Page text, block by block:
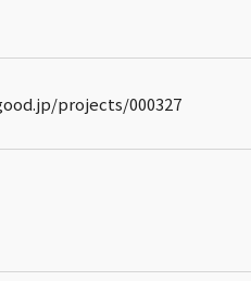
projects/000327